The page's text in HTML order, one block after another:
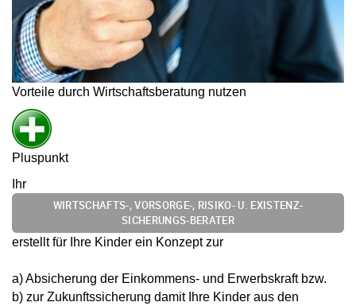
Vorteile durch Wirtschaftsberatung nutzen
Pluspunkt
Ihr
WIRTSCHAFTS-, VORSORGE-, RISIKO- U. EXISTENZ-
SICHERUNGS-BERATER
erstellt für Ihre Kinder ein Konzept zur
a) Absicherung der Einkommens- und Erwerbskraft bzw.
b) zur Zukunftssicherung damit Ihre Kinder aus den